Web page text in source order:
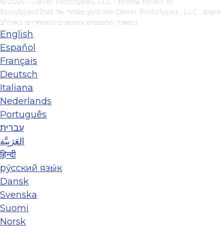
Clever Prototypes , LLC , ורשום
במשרד הפטנטים והסימנים המסחריים בארה"ב
English
Español
Français
Deutsch
Italiana
Nederlands
Português
עברית
العَرَبِيَّة
हिन्दी
ру́сский язы́к
Dansk
Svenska
Suomi
Norsk